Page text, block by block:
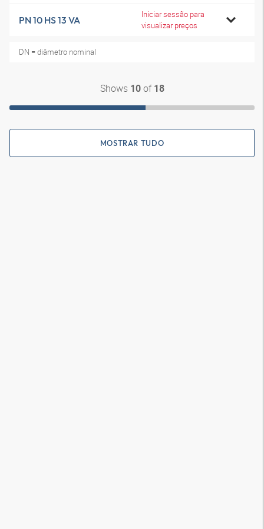
PN 10 HS 13 VA
Iniciar sessão para
visualizar preços
DN = diâmetro nominal
Shows 10of 18
MOSTRAR TUDO